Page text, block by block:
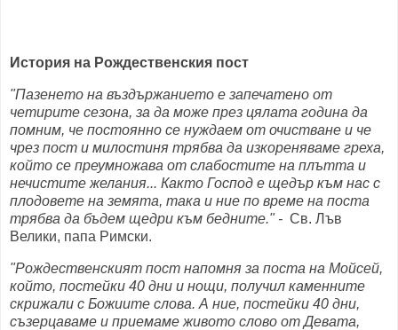
История на Рождественския пост
"Пазенето на въздържанието е запечатено от
четирите сезона, за да може през цялата година да
помним, че постоянно се нуждаем от очистване и че
чрез пост и милостиня трябва да изкореняваме греха,
който се преумножава от слабостите на плътта и
нечистите желания... Както Господ е щедър към нас с
плодовете на земята, така и ние по време на поста
трябва да бъдем щедри към бедните." - Св. Лъв
Велики, папа Римски.
"Рождественският пост напомня за поста на Мойсей,
който, постейки 40 дни и нощи, получил каменните
скрижали с Божиите слова. А ние, постейки 40 дни,
съзерцаваме и приемаме живото слово от Девата,